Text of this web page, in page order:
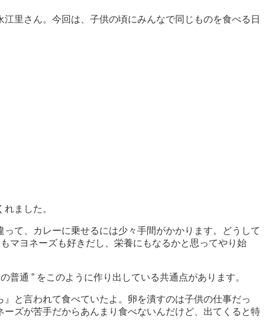
里さん。今回は、子供の頃にみんなで同じものを食べる日
ました。
て、カレーに乗せるには少々手間がかかります。どうして
マヨネーズも好きだし、栄養にもなるかと思ってやり始
通 ” をこのように作り出している共通点があります。
と言われて食べていたよ。卵を潰すのは子供の仕事だっ
ズが苦手だからあんまり食べないんだけど、出てくると特